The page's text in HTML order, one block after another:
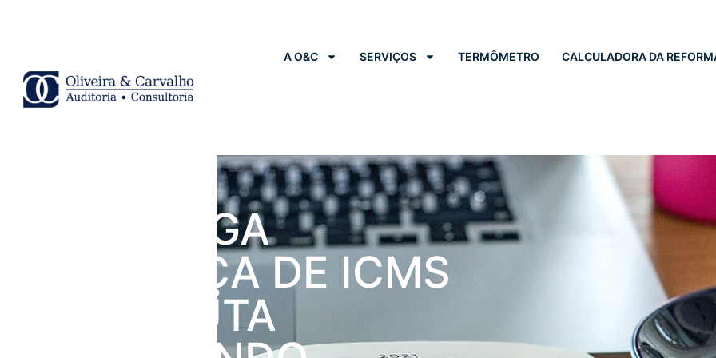
A O&C SERVIÇOS TERMÔMETRO CALCULADORA DA
TJ-RS NEGA
COBRANÇA DE ICMS
EM DISPUTA